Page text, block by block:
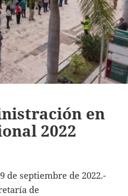
en
2022
de septiembre de 2022.-
de